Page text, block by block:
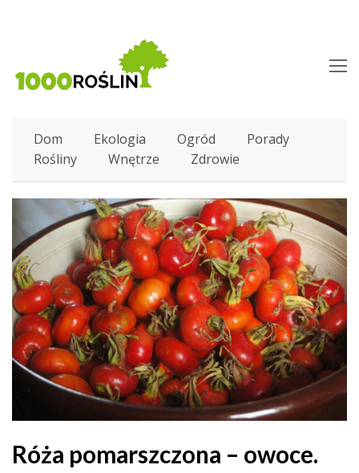
Dom Ekologia Ogród
Porady
Rośliny
Wnętrze Zdrowie
Róża pomarszczona – owoce.